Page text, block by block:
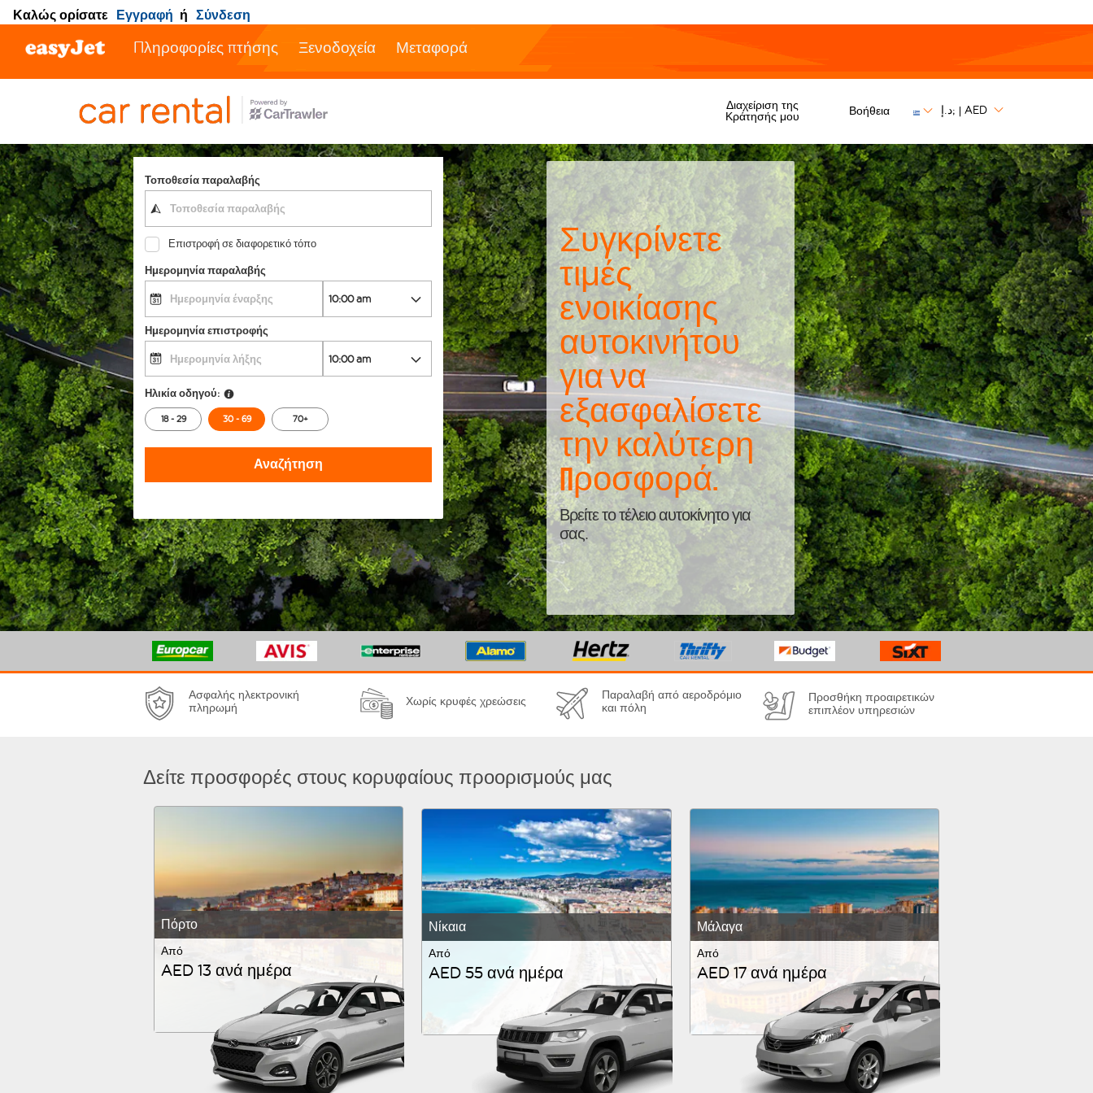
Καλώς ορίσατε Εγγραφή ή Σύνδεση
Πληροφορίες πτήσης Ξενοδοχεία Μεταφορά
Διαχείριση της
Κράτησής μου
Βοήθεια د.إ; | AED
Τοποθεσία παραλαβής
Επιστροφή σε διαφορετικό τόπο
Ημερομηνία παραλαβής
Ημερομηνία επιστροφής
Ηλικία οδηγού:
18 - 29 30 - 69 70+
Αναζήτηση
Συγκρίνετε
τιμές
ενοικίασης
αυτοκινήτου
για να
εξασφαλίσετε
την καλύτερη
προσφορά.
Βρείτε το τέλειο αυτοκίνητο για
σας.
Ασφαλής ηλεκτρονική
πληρωμή
Χωρίς κρυφές χρεώσεις
Παραλαβή από αεροδρόμιο
και πόλη
Προσθήκη προαιρετικών
επιπλέον υπηρεσιών
Δείτε προσφορές στους κορυφαίους προορισμούς μας
Πόρτο
Από
AED 13 ανά ημέρα
Νίκαια
Από
AED 55 ανά ημέρα
Μάλαγα
Από
AED 17 ανά ημέρα